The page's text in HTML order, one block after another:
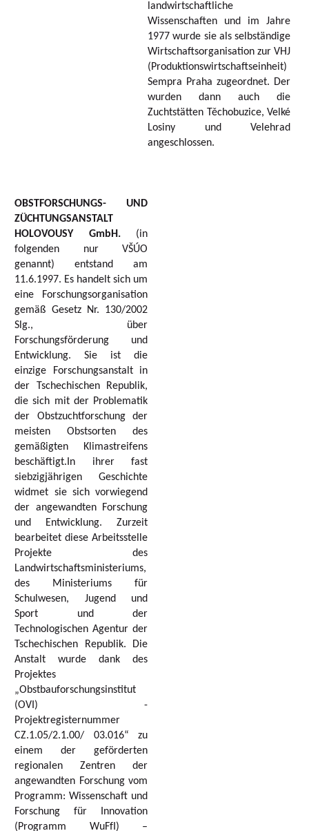
landwirtschaftliche
Wissenschaften und im Jahre
1977 wurde sie als selbständige
Wirtschaftsorganisation zur VHJ
(Produktionswirtschaftseinheit)
Sempra Praha zugeordnet. Der
wurden dann auch die
Zuchtstätten Těchobuzice, Velké
Losiny und Velehrad
angeschlossen.
OBSTFORSCHUNGS- UND
ZÜCHTUNGSANSTALT
HOLOVOUSY GmbH. (in
folgenden nur VŠÚO
genannt) entstand am
11.6.1997. Es handelt sich um
eine Forschungsorganisation
gemäß Gesetz Nr. 130/2002
Slg., über
Forschungsförderung und
Entwicklung. Sie ist die
einzige Forschungsanstalt in
der Tschechischen Republik,
die sich mit der Problematik
der Obstzuchtforschung der
meisten Obstsorten des
gemäßigten Klimastreifens
beschäftigt.In ihrer fast
siebzigjährigen Geschichte
widmet sie sich vorwiegend
der angewandten Forschung
und Entwicklung. Zurzeit
bearbeitet diese Arbeitsstelle
Projekte des
Landwirtschaftsministeriums,
des Ministeriums für
Schulwesen, Jugend und
Sport und der
Technologischen Agentur der
Tschechischen Republik. Die
Anstalt wurde dank des
Projektes
„Obstbauforschungsinstitut
(OVI) -
Projektregisternummer
CZ.1.05/2.1.00/ 03.016“ zu
einem der geförderten
regionalen Zentren der
angewandten Forschung vom
Programm: Wissenschaft und
Forschung für Innovation
(Programm WuFfI) –